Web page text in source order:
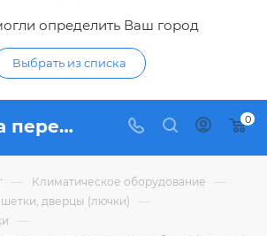
определить Ваш город
Выбрать из списка
Решетка переточная пластиковая 450х131х35мм, белая (2 штуки) - купить по цене 317,75 ₽ в интернет-магазине Гидропромтехника с доставкой в Курске 0
— Климатическое оборудование —
дверцы (лючки) —
—